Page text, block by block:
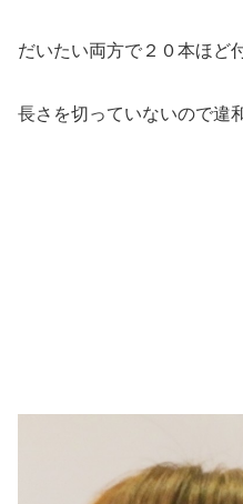
だいたい両方で２０本ほど
長さを切っていないので違